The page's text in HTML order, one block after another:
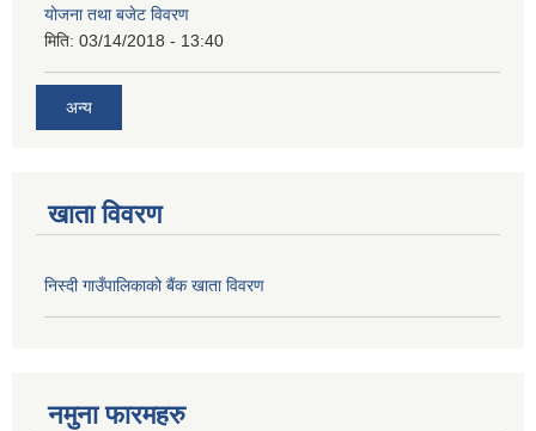
योजना तथा बजेट विवरण
मिति: 03/14/2018 - 13:40
अन्य
खाता विवरण
निस्दी गाउँपालिकाको बैंक खाता विवरण
नमुना फारमहरु